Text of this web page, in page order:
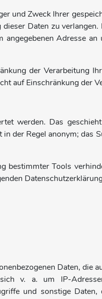
und Zweck Ihrer
Daten zu
Adresse
der Verarbeitung
auf Einschränkung der
werden. Das
der Regel anonym; das
bestimmter Tools
Daten, die
v. a. um IP-
und sonstige